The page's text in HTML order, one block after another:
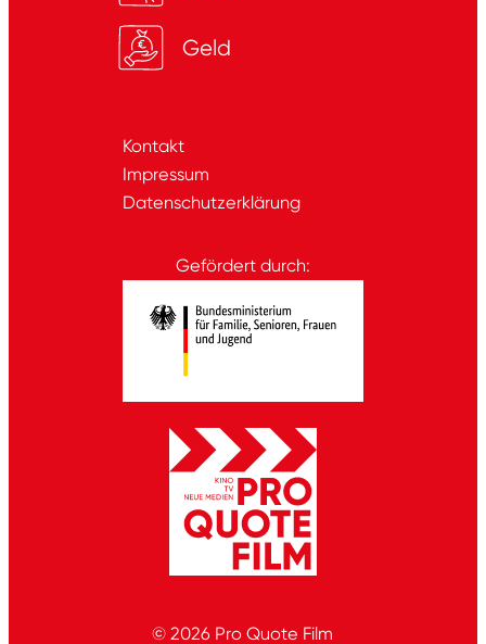
Geld
Kontakt
Impressum
Datenschutzerklärung
Gefördert durch:
© 2026 Pro Quote Film